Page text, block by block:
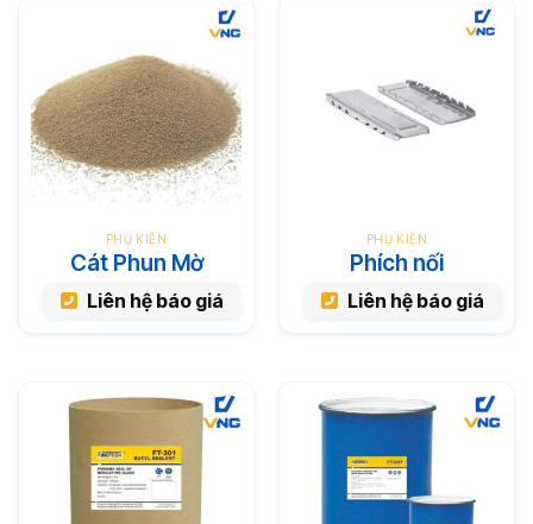
PHỤ KIỆN
Cát Phun Mờ
Liên hệ báo giá
PHỤ KIỆN
Phích nối
Liên hệ báo giá